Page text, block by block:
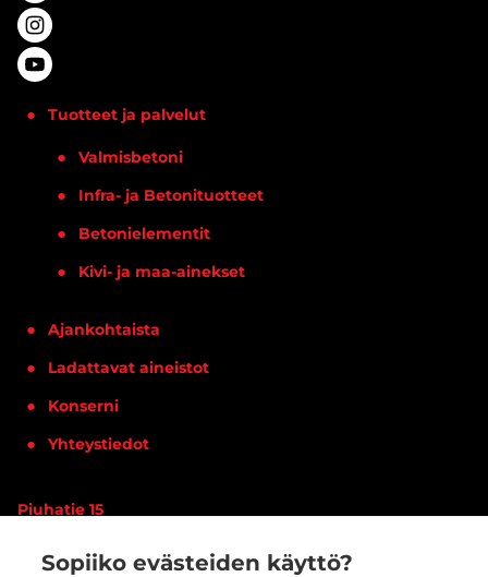
Sopiiko evästeiden käyttö?
Tuotteet ja palvelut
Valmisbetoni
Infra- ja Betonituotteet
Betonielementit
Kivi- ja maa-ainekset
Ajankohtaista
Ladattavat aineistot
Konserni
Yhteystiedot
Piuhatie 15